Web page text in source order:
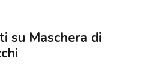
su Maschera di